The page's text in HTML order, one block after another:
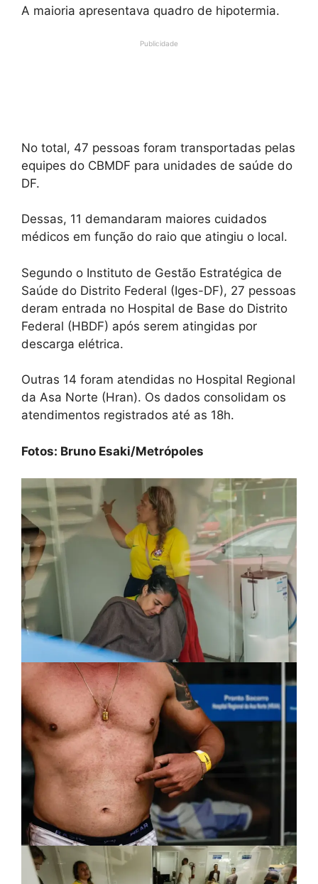
A maioria apresentava quadro de hipotermia.
Publicidade
No total, 47 pessoas foram transportadas pelas
equipes do CBMDF para unidades de saúde do
DF.
Dessas, 11 demandaram maiores cuidados
médicos em função do raio que atingiu o local.
Segundo o Instituto de Gestão Estratégica de
Saúde do Distrito Federal (Iges-DF), 27 pessoas
deram entrada no Hospital de Base do Distrito
Federal (HBDF) após serem atingidas por
descarga elétrica.
Outras 14 foram atendidas no Hospital Regional
da Asa Norte (Hran). Os dados consolidam os
atendimentos registrados até as 18h.
Fotos: Bruno Esaki/Metrópoles